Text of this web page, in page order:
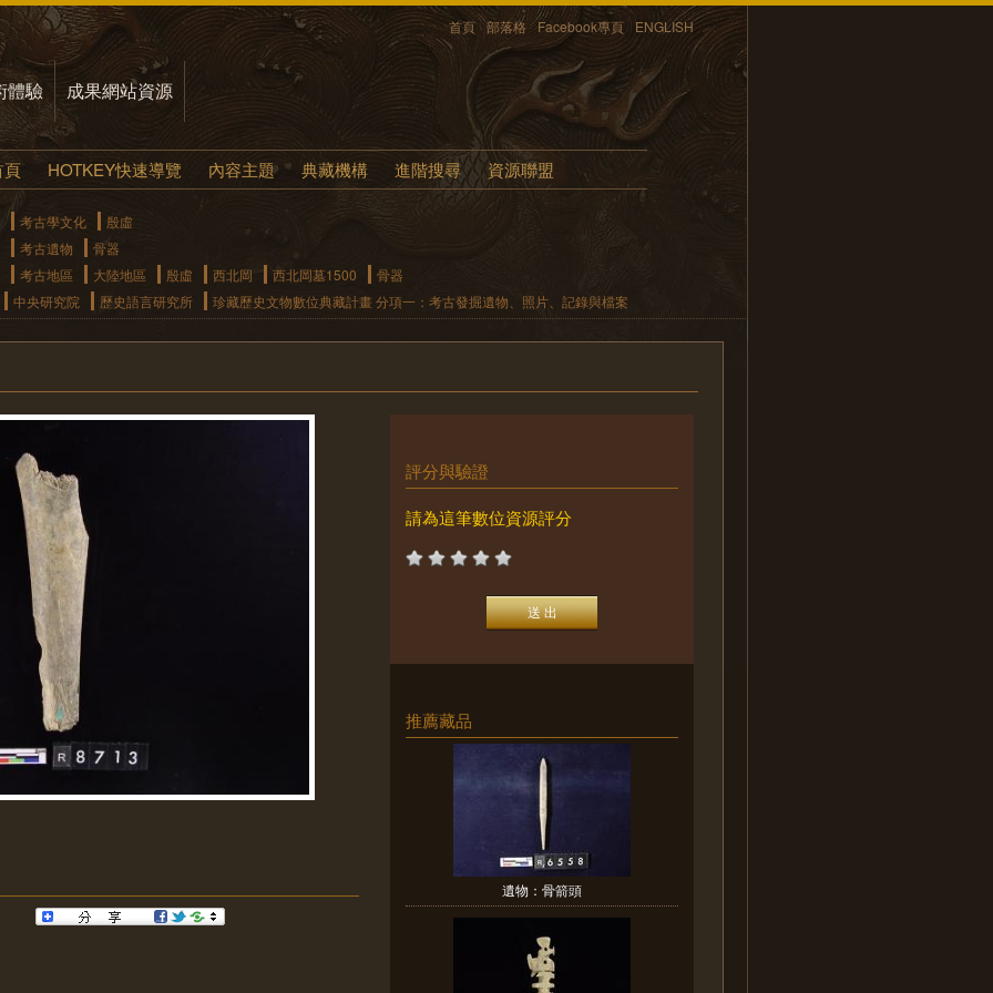
首頁 部落格 Facebook專頁 ENGLISH
體驗 成果網站資源
HOTKEY快速導覽 內容主題 典藏機構 進階搜尋 資源聯盟
考古學文化
殷虛
考古遺物
骨器
考古地區
大陸地區 殷虛 西北岡 西北岡墓1500
骨器
中央研究院
歷史語言研究所 珍藏歷史文物數位典藏計畫 分項一：考古發掘遺物、照片、記錄與檔案
評分與驗證
請為這筆數位資源評分
推薦藏品
遺物：骨箭頭